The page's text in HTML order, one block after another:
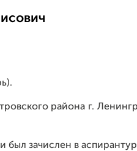
района г.
был зачислен в